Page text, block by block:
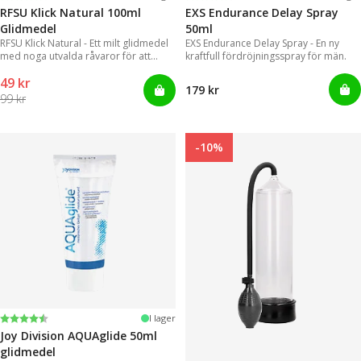
RFSU Klick Natural 100ml
Glidmedel
RFSU Klick Natural - Ett milt glidmedel
med noga utvalda råvaror för att
49 kr
99 kr
EXS Endurance Delay Spray
50ml
EXS Endurance Delay Spray - En ny
kraftfull fördröjningsspray för män.
179 kr
Betyg:
4.2 utav 5 stjärnor I lager
Joy Division AQUAglide 50ml
glidmedel
-10%